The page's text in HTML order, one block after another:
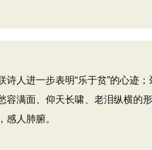
人进一步表明“乐于贫”的心迹
满面、仰天长啸、老泪纵横的
人肺腑。